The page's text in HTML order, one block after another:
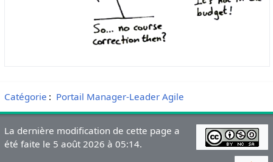
Catégorie : Portail Manager-Leader Agile
La dernière modification de cette page a
été faite le 5 août 2026 à 05:14.